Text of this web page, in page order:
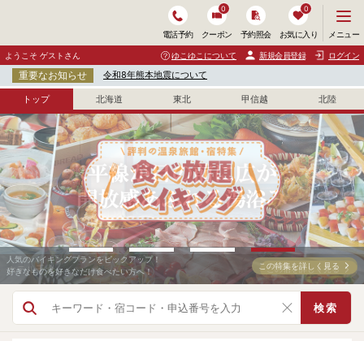
電話予約 クーポン
0
予約照会 お気に入り
0
ニ
ュ
ー
開
メニュー
ようこそ ゲストさん ゆこゆこについて 新規会員登録 ログイン
重要なお知らせ 令和8年熊本地震について
トップ 北海道 東北 甲信越 北陸
早めの予約がお得への近道！
先割プランのある温泉旅館・ホテル・宿
この特集を詳しく見る
大江戸温泉物語Premium ホテルニュー塩原 この宿を詳しく見る
ホテル千倉 この宿を詳しく見る
人気のバイキングプランをピックアップ！
好きなものを好きなだけ食べたい方へ！
この特集を詳しく見る
検索